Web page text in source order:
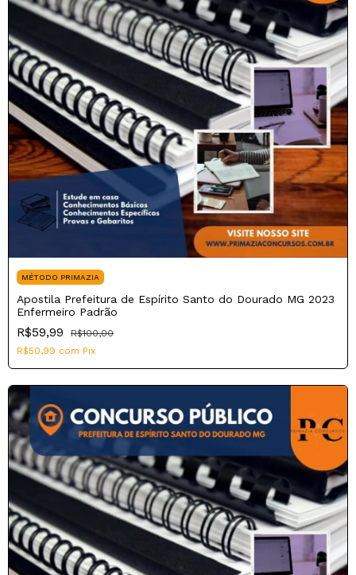
MÉTODO PRIMAZIA
Apostila Prefeitura de Espírito Santo do Dourado MG 2023
Enfermeiro Padrão
R$59,99
R$100,00
R$50,99 com Pix